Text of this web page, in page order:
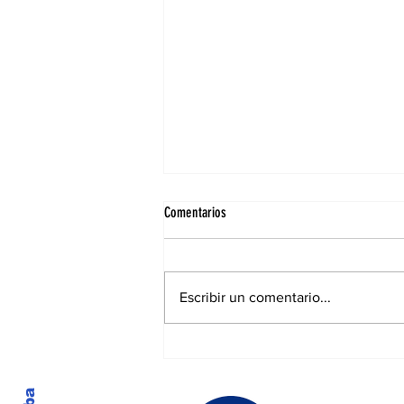
santiagueños en la ciudad
Comentarios
Escribir un comentario...